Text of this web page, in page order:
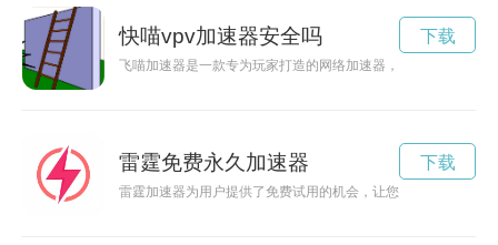
快喵vpv加速器安全吗
飞喵加速器是一款专为玩家打造的网络加速器，在游戏过程中
下载
雷霆免费永久加速器
雷霆加速器为用户提供了免费试用的机会，让您尽情体验高速
下载